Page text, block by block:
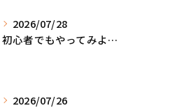
2026/07/28
初心者でもやってみよう、格闘技でダイエット脂肪燃焼🔥
2026/07/26